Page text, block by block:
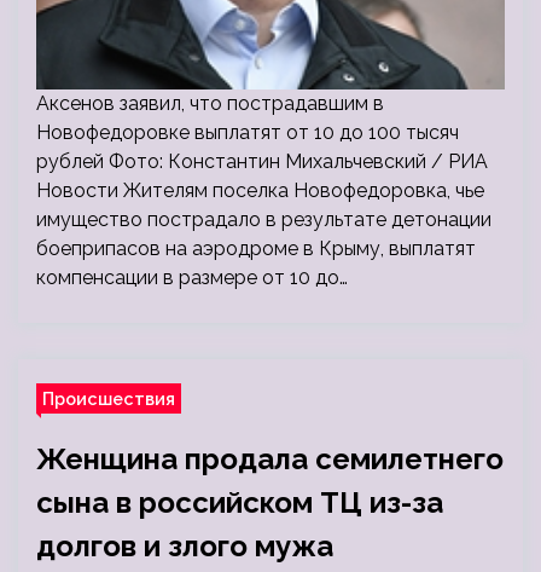
Аксенов заявил, что пострадавшим в
Новофедоровке выплатят от 10 до 100 тысяч
рублей Фото: Константин Михальчевский / РИА
Новости Жителям поселка Новофедоровка, чье
имущество пострадало в результате детонации
боеприпасов на аэродроме в Крыму, выплатят
компенсации в размере от 10 до…
Происшествия
Женщина продала семилетнего
сына в российском ТЦ из-за
долгов и злого мужа